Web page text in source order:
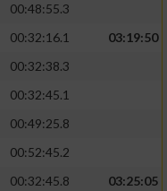
00:48:55.3
00:32:16.1
03:19:50
00:32:38.3
00:32:45.1
00:49:25.8
00:52:45.2
00:32:45.8
03:25:05